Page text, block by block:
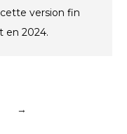
version fin
en 2024.
→